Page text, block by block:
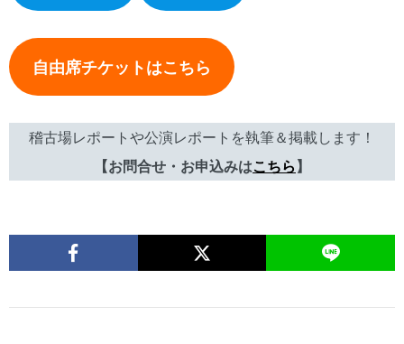
自由席チケットはこちら
稽古場レポートや公演レポートを執筆＆掲載します！
【お問合せ・お申込みはこちら】